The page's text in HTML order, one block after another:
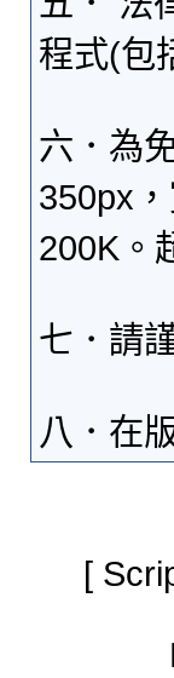
程式(包
六．為
350px
200K。
七．請
八．在
[